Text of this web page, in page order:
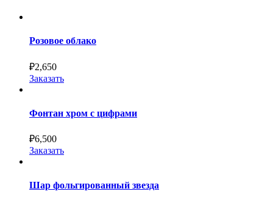
Розовое облако
₽2,650
Заказать
Фонтан хром с цифрами
₽6,500
Заказать
Шар фольгированный звезда